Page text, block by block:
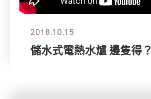
2018.10.15
儲水式電熱水爐 邊隻得？